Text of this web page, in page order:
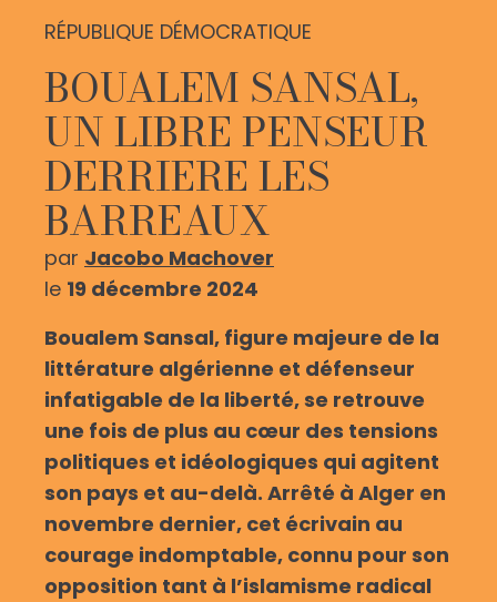
RÉPUBLIQUE DÉMOCRATIQUE
BOUALEM SANSAL,
UN LIBRE PENSEUR
DERRIERE LES
BARREAUX
par Jacobo Machover
le 19 décembre 2024
Boualem Sansal, figure majeure de la
littérature algérienne et défenseur
infatigable de la liberté, se retrouve
une fois de plus au cœur des tensions
politiques et idéologiques qui agitent
son pays et au-delà. Arrêté à Alger en
novembre dernier, cet écrivain au
courage indomptable, connu pour son
opposition tant à l’islamisme radical